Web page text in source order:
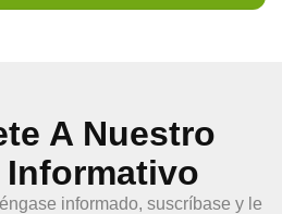
A Nuestro
informado, suscríbase y le